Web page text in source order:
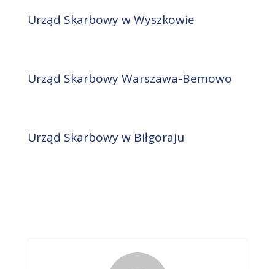
Urząd Skarbowy w Wyszkowie
Urząd Skarbowy Warszawa-Bemowo
Urząd Skarbowy w Biłgoraju